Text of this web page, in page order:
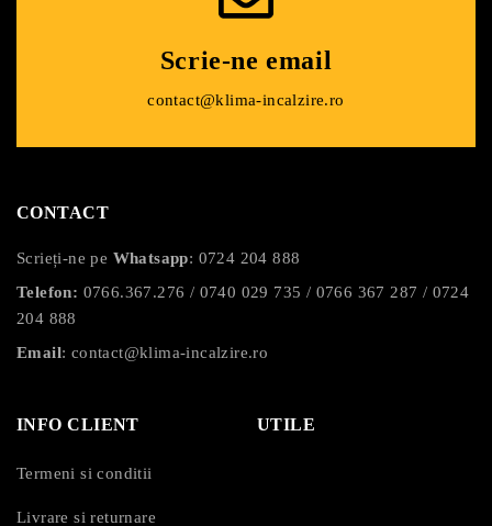
Scrie-ne email
contact@klima-incalzire.ro
CONTACT
Scrieți-ne pe Whatsapp: 0724 204 888
Telefon: 0766.367.276 / 0740 029 735 / 0766 367 287 / 0724
204 888
Email: contact@klima-incalzire.ro
INFO CLIENT
Termeni si conditii
Livrare si returnare
UTILE